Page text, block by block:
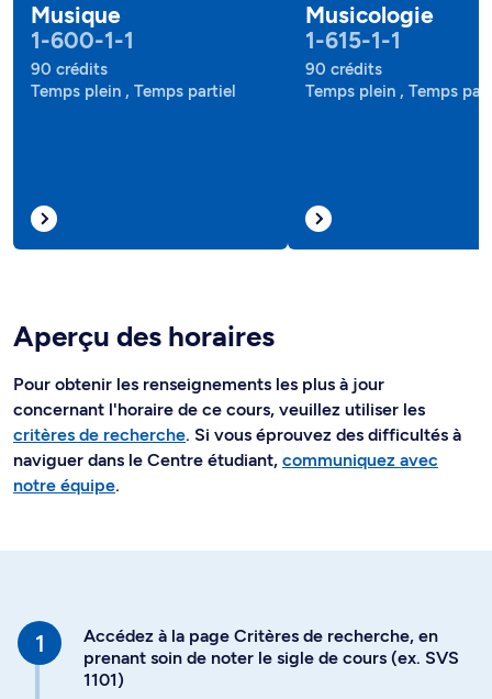
Musique
1-600-1-1
90 crédits
Temps plein , Temps partiel
Musicologie
1-615-1-1
90 crédits
Temps plein , Temps
Aperçu des horaires
Pour obtenir les renseignements les plus à jour
concernant l'horaire de ce cours, veuillez utiliser les
critères de recherche. Si vous éprouvez des difficultés à
naviguer dans le Centre étudiant, communiquez avec
notre équipe.
Accédez à la page Critères de recherche, en
prenant soin de noter le sigle de cours (ex. SVS
1101)